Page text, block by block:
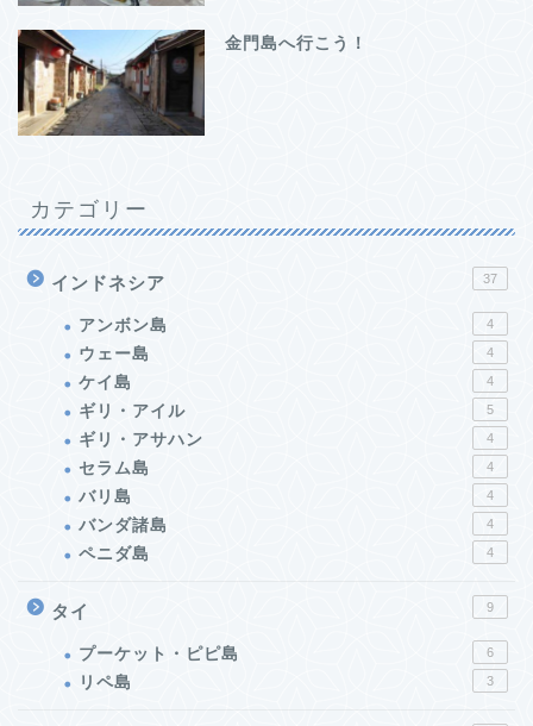
金門島へ行こう！
カテゴリー
インドネシア 37
アンボン島 4
ウェー島 4
ケイ島 4
ギリ・アイル 5
ギリ・アサハン 4
セラム島 4
バリ島 4
バンダ諸島 4
ペニダ島 4
タイ 9
プーケット・ピピ島 6
リペ島 3